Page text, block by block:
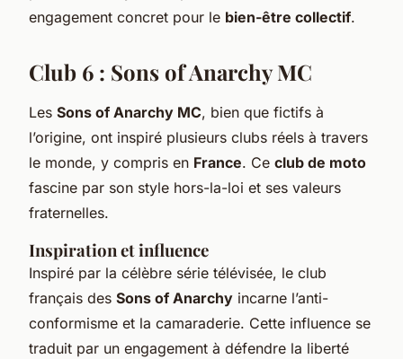
engagement concret pour le bien-être collectif.
Club 6 : Sons of Anarchy MC
Les Sons of Anarchy MC, bien que fictifs à
l’origine, ont inspiré plusieurs clubs réels à travers
le monde, y compris en France. Ce club de moto
fascine par son style hors-la-loi et ses valeurs
fraternelles.
Inspiration et influence
Inspiré par la célèbre série télévisée, le club
français des Sons of Anarchy incarne l’anti-
conformisme et la camaraderie. Cette influence se
traduit par un engagement à défendre la liberté